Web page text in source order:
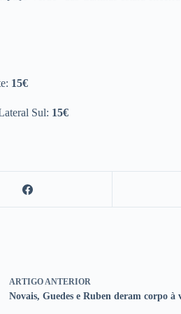
15€
Sul: 15€
ARTIGO ANTERIOR
Novais, Guedes e Ruben deram corpo à